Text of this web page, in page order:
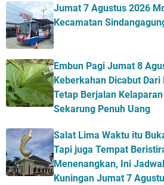
Jumat 7 Agustus 2026
Kecamatan
Embun Pagi Jumat 8
Keberkahan Dicabut
Tetap Berjalan
Sekarung Penuh Uang
Salat Lima Waktu itu
Tapi juga Tempat
Menenangkan, Ini
Kuningan Jumat 7